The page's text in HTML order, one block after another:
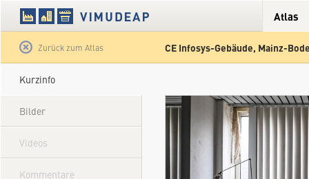
Atlas
Zurück zum Atlas CE Infosys-Gebäude, Mainz-
Kurzinfo
Bilder
Videos
Kommentare
Satellit Hybrid Gelände Straße